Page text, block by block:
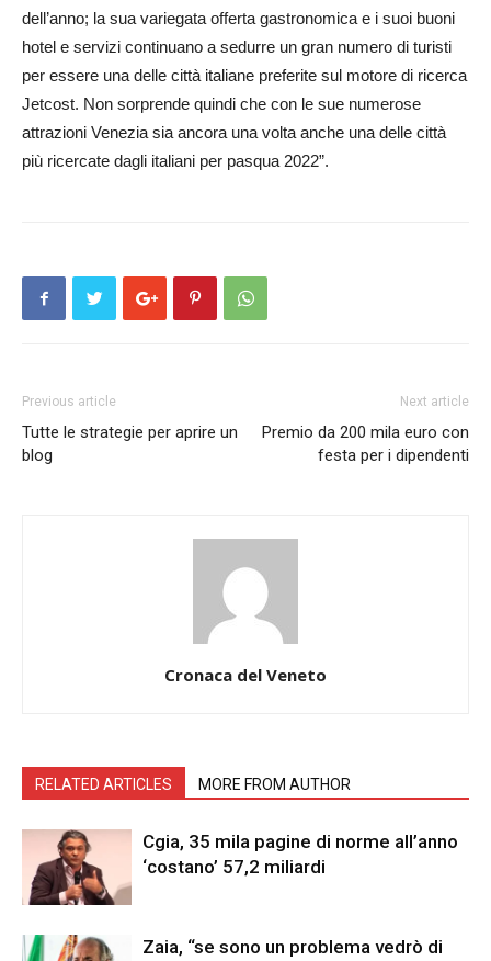
dell’anno; la sua variegata offerta gastronomica e i suoi buoni
hotel e servizi continuano a sedurre un gran numero di turisti
per essere una delle città italiane preferite sul motore di ricerca
Jetcost. Non sorprende quindi che con le sue numerose
attrazioni Venezia sia ancora una volta anche una delle città
più ricercate dagli italiani per pasqua 2022”.
Previous article
Tutte le strategie per aprire un
blog
Next article
Premio da 200 mila euro con
festa per i dipendenti
Cronaca del Veneto
RELATED ARTICLES MORE FROM AUTHOR
Cgia, 35 mila pagine di norme all’anno
‘costano’ 57,2 miliardi
Zaia, “se sono un problema vedrò di